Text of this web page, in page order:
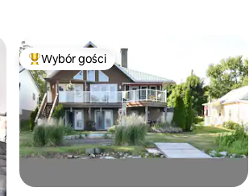
Najpopularniejsze z kategorii Wybór gości
Wybór gości